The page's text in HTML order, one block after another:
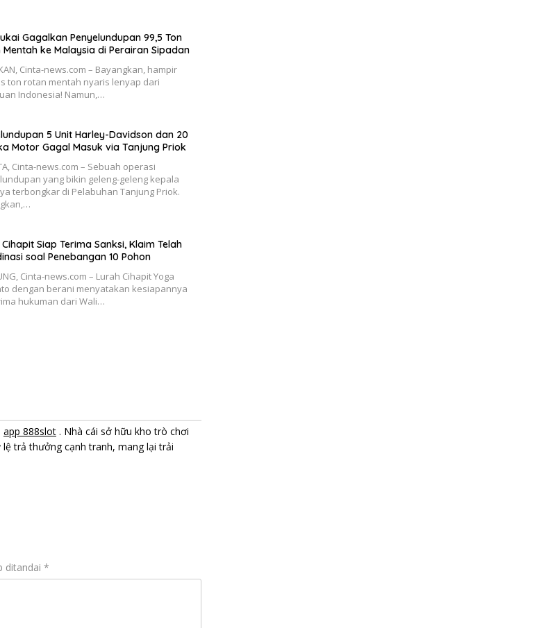
Gagalkan Penyelundupan 99,5 Ton
Mentah ke Malaysia di Perairan Sipadan
Cinta-news.com – Bayangkan, hampir
ton rotan mentah nyaris lenyap dari
Indonesia! Namun,…
5 Unit Harley-Davidson dan 20
Motor Gagal Masuk via Tanjung Priok
Cinta-news.com – Sebuah operasi
yang bikin geleng-geleng kepala
terbongkar di Pelabuhan Tanjung Priok.
Siap Terima Sanksi, Klaim Telah
soal Penebangan 10 Pohon
Cinta-news.com – Lurah Cihapit Yoga
dengan berani menyatakan kesiapannya
hukuman dari Wali…
app 888slot . Nhà cái sở hữu kho trò chơi
trả thưởng cạnh tranh, mang lại trải
ditandai *